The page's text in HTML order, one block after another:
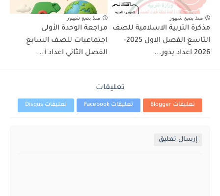
منذ بضع شهور
مذكرة التربية الاسلامية للصف
التاسع الفصل الاول 2025-
2026 اعداد بدور...
منذ بضع شهور
مراجعة الوحدة الأولى
اجتماعيات للصف السابع
الفصل الثاني اعداد أ...
تعليقات
تعليقات Blogger تعليقات Facebook تعليقات Disqus
إرسال تعليق